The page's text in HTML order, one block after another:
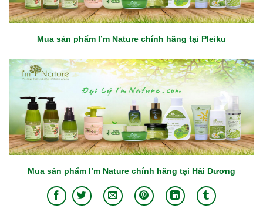
Mua sản phẩm I’m Nature chính hãng tại Pleiku
Mua sản phẩm I’m Nature chính hãng tại Hải Dương